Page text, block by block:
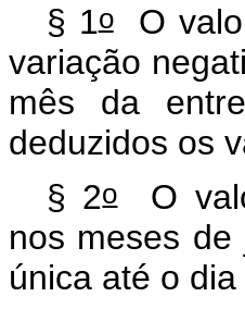
§ 1oO
variação
mês da
deduzidos os
§ 2oO
nos meses
única até o